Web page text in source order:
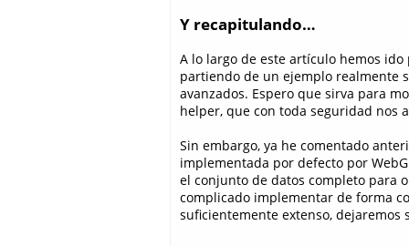
Y recapitulando…
A lo largo de este artículo hemos
partiendo de un ejemplo realmente
avanzados. Espero que sirva para
helper, que con toda seguridad nos
Sin embargo, ya he comentado
implementada por defecto por
el conjunto de datos completo para
complicado implementar de forma
suficientemente extenso,